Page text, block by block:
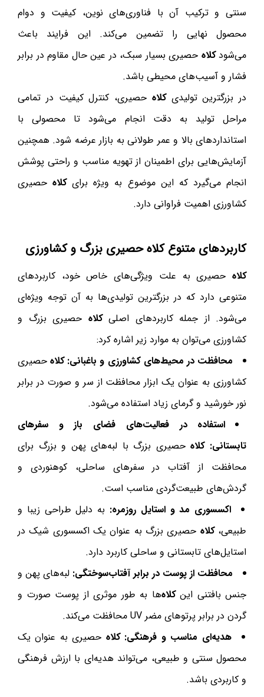
سنتی و ترکیب آن با فناوری‌های نوین، کیفیت و دوام
محصول نهایی را تضمین می‌کند. این فرایند باعث
می‌شودکلاه حصیری بسیار سبک، در عین حال مقاوم در برابر
فشار و آسیب‌های محیطی باشد.
در بزرگترین تولیدیکلاه حصیری، کنترل کیفیت در تمامی
مراحل تولید به دقت انجام می‌شود تا محصولی با
استانداردهای بالا و عمر طولانی به بازار عرضه شود. همچنین
آزمایش‌هایی برای اطمینان از تهویه مناسب و راحتی پوشش
انجام می‌گیرد که این موضوع به ویژه برایکلاهحصیری
کشاورزی اهمیت فراوانی دارد.
کاربردهای متنوعکلاهحصیری بزرگ و کشاورزی
کلاه حصیری به علت ویژگی‌های خاص خود، کاربردهای
متنوعی دارد که در بزرگترین تولیدی‌ها به آن توجه ویژه‌ای
می‌شود. از جمله کاربردهای اصلیکلاه حصیری بزرگ و
کشاورزی می‌توان به موارد زیر اشاره کرد:
محافظت در محیط‌های کشاورزی و باغبانی: کلاهحصیری
کشاورزی به عنوان یک ابزار محافظت از سر و صورت در برابر
نور خورشید و گرمای زیاد استفاده می‌شود.
استفاده در فعالیت‌های فضای باز و سفرهای
تابستانی: کلاهحصیری بزرگ با لبه‌های پهن و بزرگ برای
محافظت از آفتاب در سفرهای ساحلی، کوهنوردی و
گردش‌های طبیعت‌گردی مناسب است.
اکسسوری مد و استایل روزمره: به دلیل طراحی زیبا و
طبیعی،کلاه حصیری بزرگ به عنوان یک اکسسوری شیک در
استایل‌های تابستانی و ساحلی کاربرد دارد.
محافظت از پوست در برابر آفتاب‌سوختگی: لبه‌های پهن و
جنس بافتنی اینکلاه‌ها به طور موثری از پوست صورت و
گردن در برابر پرتوهای مضر UV محافظت می‌کند.
هدیه‌ای مناسب و فرهنگی: کلاه حصیری به عنوان یک
محصول سنتی و طبیعی، می‌تواند هدیه‌ای با ارزش فرهنگی
و کاربردی باشد.